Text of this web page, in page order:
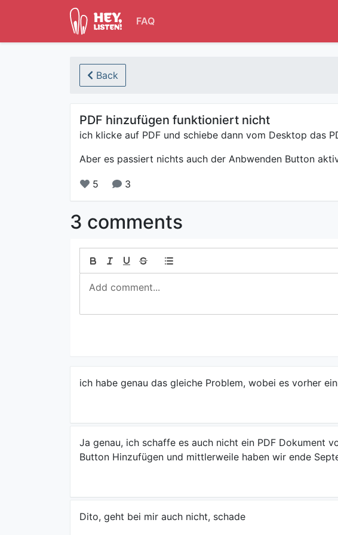
FAQ
Back
PDF hinzufügen funktioniert nicht
ich klicke auf PDF und schiebe dann vom Desktop das
Aber es passiert nichts auch der Anbwenden Button
5 3
3 comments
ich habe genau das gleiche Problem, wobei es vorher
Ja genau, ich schaffe es auch nicht ein PDF Dokument
Button Hinzufügen und mittlerweile haben wir ende
Dito, geht bei mir auch nicht, schade